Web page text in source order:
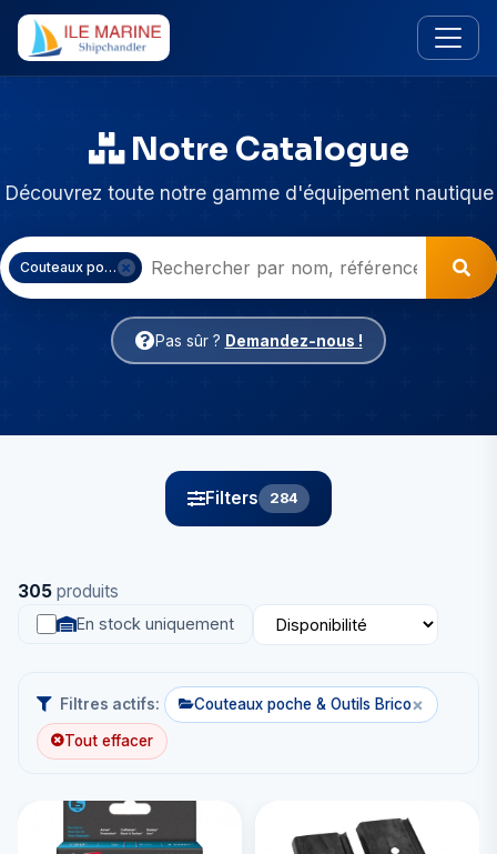
Notre Catalogue
Découvrez toute notre gamme d'équipement nautique
Couteaux poche & Outils Brico
Pas sûr ? Demandez-nous !
Filters 284
305 produits
En stock uniquement
Filtres actifs: Couteaux poche & Outils Brico×
Tout effacer